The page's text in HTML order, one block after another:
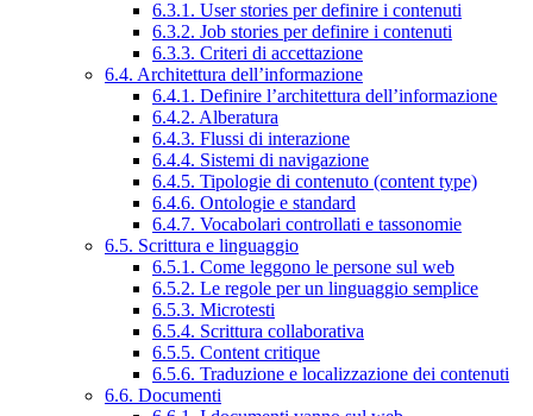
6.3.1. User stories per definire i contenuti
6.3.2. Job stories per definire i contenuti
6.3.3. Criteri di accettazione
6.4. Architettura dell’informazione
6.4.1. Definire l’architettura dell’informazione
6.4.2. Alberatura
6.4.3. Flussi di interazione
6.4.4. Sistemi di navigazione
6.4.5. Tipologie di contenuto (content type)
6.4.6. Ontologie e standard
6.4.7. Vocabolari controllati e tassonomie
6.5. Scrittura e linguaggio
6.5.1. Come leggono le persone sul web
6.5.2. Le regole per un linguaggio semplice
6.5.3. Microtesti
6.5.4. Scrittura collaborativa
6.5.5. Content critique
6.5.6. Traduzione e localizzazione dei contenuti
6.6. Documenti